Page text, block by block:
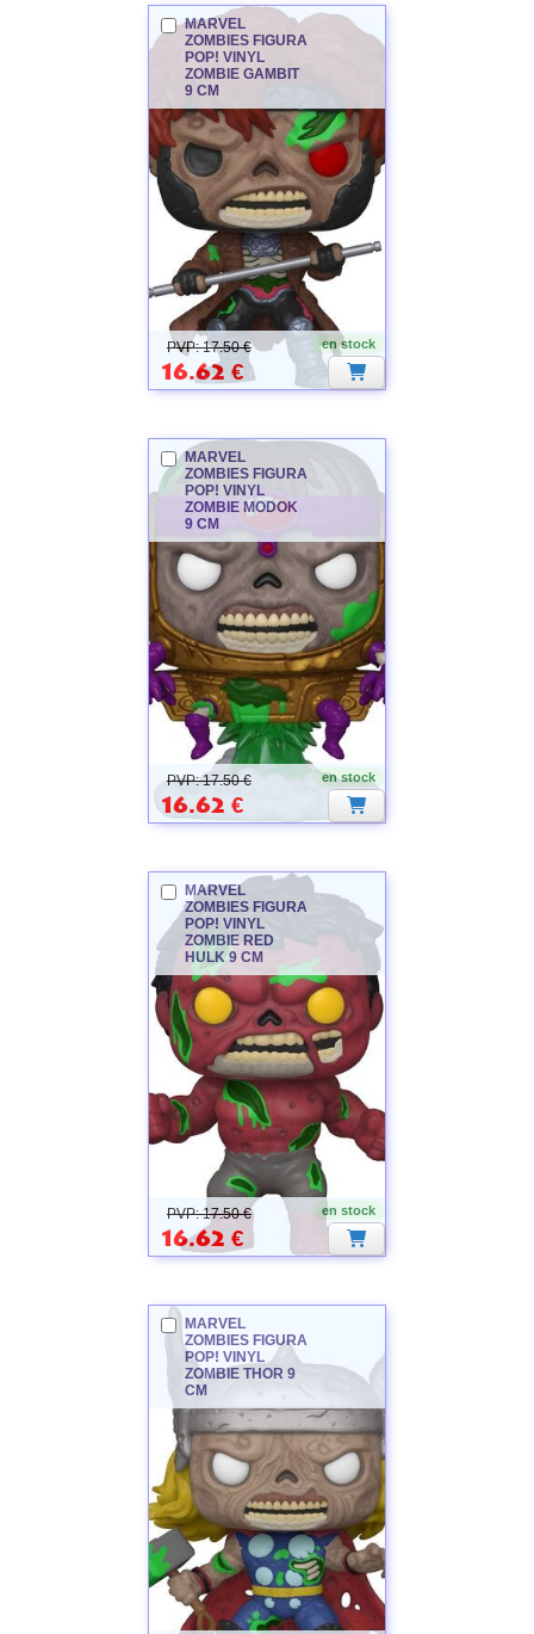
MARVEL
ZOMBIES FIGURA
POP! VINYL
ZOMBIE GAMBIT
9 CM
MARVEL ZOMBIES
en stock
PVP: 17.50 €
16.62 €
MARVEL
ZOMBIES FIGURA
POP! VINYL
ZOMBIE MODOK
9 CM
MARVEL ZOMBIES
en stock
PVP: 17.50 €
16.62 €
MARVEL
ZOMBIES FIGURA
POP! VINYL
ZOMBIE RED
HULK 9 CM
MARVEL ZOMBIES
en stock
PVP: 17.50 €
16.62 €
MARVEL
ZOMBIES FIGURA
POP! VINYL
ZOMBIE THOR 9
CM
MARVEL ZOMBIES